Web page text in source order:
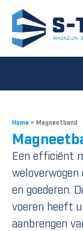
Home » Magneetband
Een efficiënt
weloverwogen
en goederen.
voeren heeft
aanbrengen